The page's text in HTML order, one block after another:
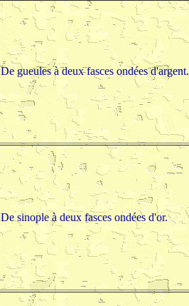
De gueules à deux fasces ondées d'argent.
De sinople à deux fasces ondées d'or.